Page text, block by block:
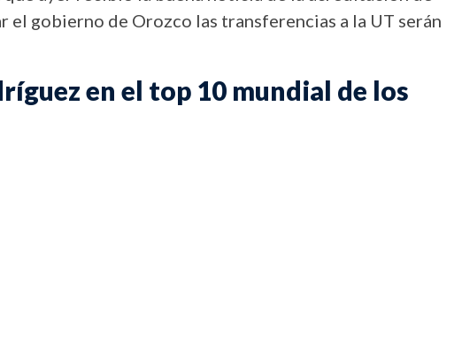
el gobierno de Orozco las transferencias a la UT serán
en el top 10 mundial de los